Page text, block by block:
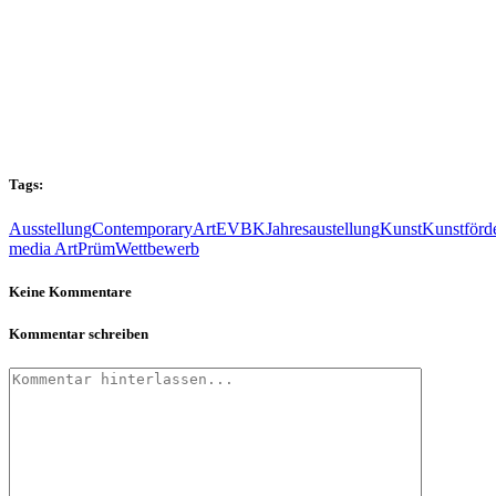
Tags:
AusstellungContemporaryArtEVBKJahresaustellungKunst
media ArtPrümWettbewerb
Keine Kommentare
Kommentar schreiben